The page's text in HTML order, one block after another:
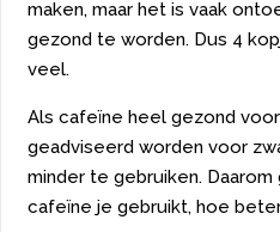
maken, maar het is vaak
gezond te worden. Dus 4
veel.
Als cafeïne heel gezond
geadviseerd worden voor
minder te gebruiken.
cafeïne je gebruikt, hoe